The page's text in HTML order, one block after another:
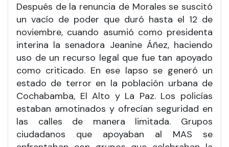
Después de la renuncia de Morales se suscitó
un vacío de poder que duró hasta el 12 de
noviembre, cuando asumió como presidenta
interina la senadora Jeanine Áñez, haciendo
uso de un recurso legal que fue tan apoyado
como criticado. En ese lapso se generó un
estado de terror en la población urbana de
Cochabamba, El Alto y La Paz. Los policías
estaban amotinados y ofrecían seguridad en
las calles de manera limitada. Grupos
ciudadanos que apoyaban al MAS se